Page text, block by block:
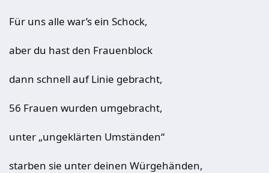
Für uns alle war’s ein Schock,
aber du hast den Frauenblock
dann schnell auf Linie gebracht,
56 Frauen wurden umgebracht,
unter „ungeklärten Umständen“
starben sie unter deinen Würgehänden,